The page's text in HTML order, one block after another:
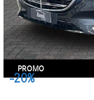
PROMO
-20%